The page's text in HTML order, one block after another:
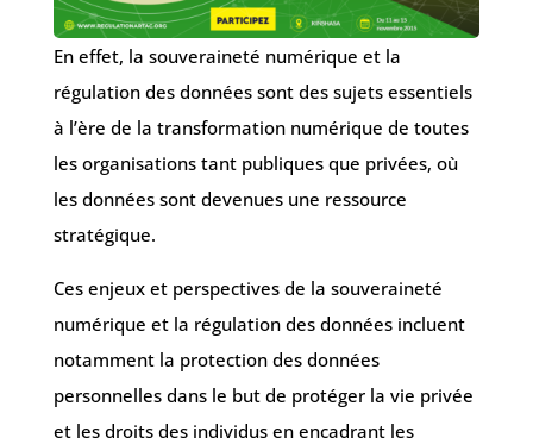
En effet, la souveraineté numérique et la
régulation des données sont des sujets essentiels
à l’ère de la transformation numérique de toutes
les organisations tant publiques que privées, où
les données sont devenues une ressource
stratégique.
Ces enjeux et perspectives de la souveraineté
numérique et la régulation des données incluent
notamment la protection des données
personnelles dans le but de protéger la vie privée
et les droits des individus en encadrant les